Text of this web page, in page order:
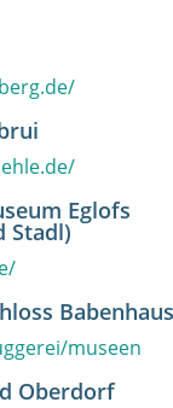
Eglofs
Stadl)
museen
Oberdorf